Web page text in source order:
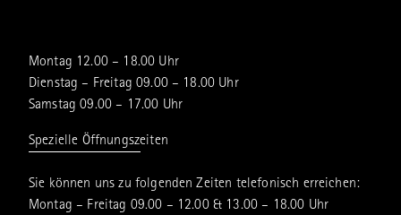
Montag 12.00 – 18.00 Uhr
Dienstag – Freitag 09.00 – 18.00 Uhr
Samstag 09.00 – 17.00 Uhr
Spezielle Öffnungszeiten
Sie können uns zu folgenden Zeiten telefonisch erreichen:
Montag – Freitag 09.00 – 12.00 & 13.00 – 18.00 Uhr